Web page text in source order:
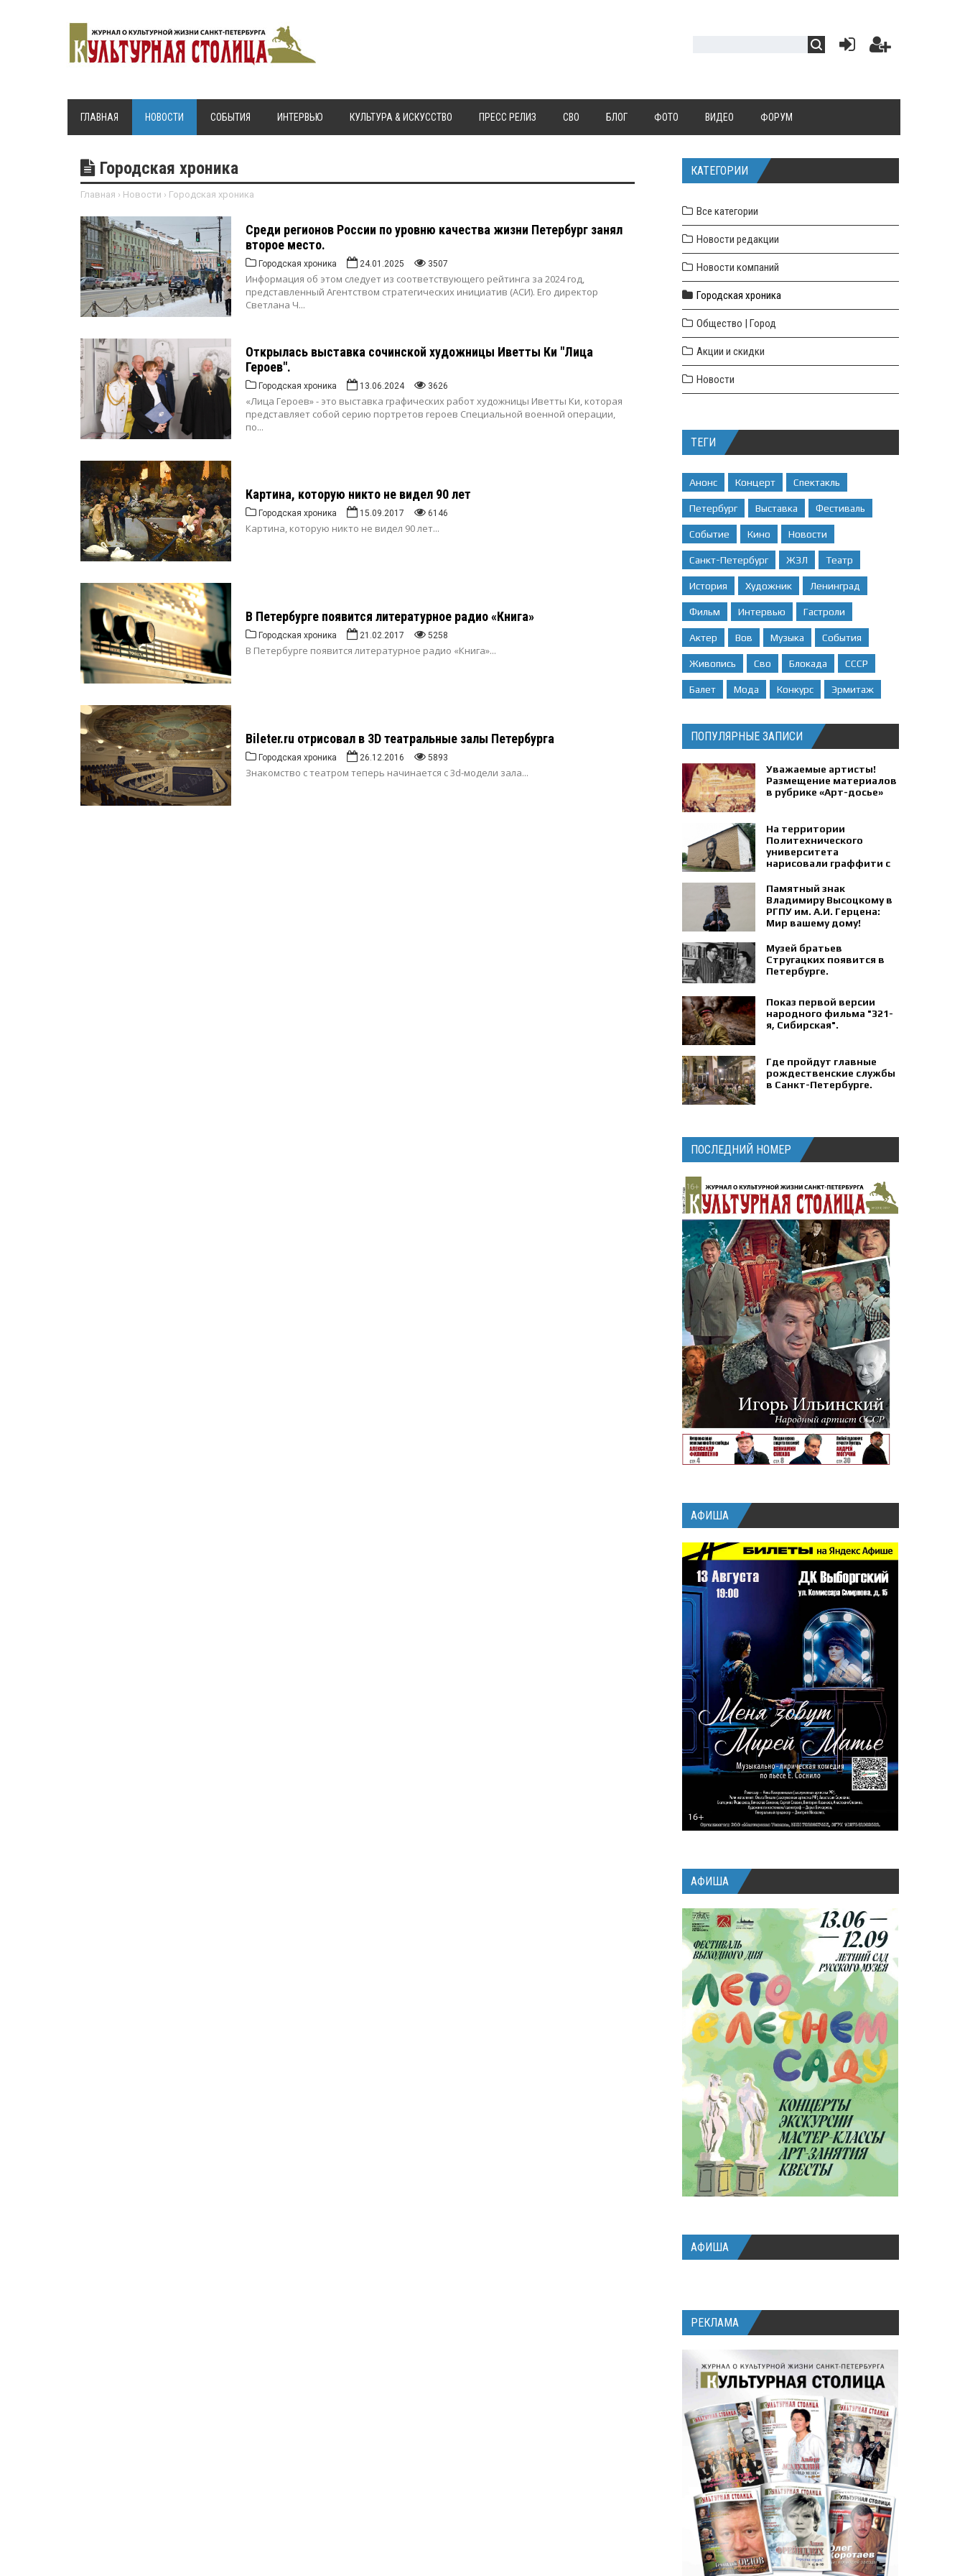
ГЛАВНАЯ НОВОСТИ СОБЫТИЯ ИНТЕРВЬЮ КУЛЬТУРА & ИСКУССТВО ПРЕСС РЕЛИЗ СВО БЛОГ ФОТО ВИДЕО ФОРУМ
Городская хроника
Главная › Новости › Городская хроника
Среди регионов России по уровню качества жизни Петербург занял
второе место.
Городская хроника 24.01.2025 3507
Информация об этом следует из соответствующего рейтинга за 2024 год,
представленный Агентством стратегических инициатив (АСИ). Его директор
Светлана Ч...
Открылась выставка сочинской художницы Иветты Ки "Лица
Героев".
Городская хроника 13.06.2024 3626
«Лица Героев» - это выставка графических работ художницы Иветты Ки, которая
представляет собой серию портретов героев Специальной военной операции,
по...
Картина, которую никто не видел 90 лет
Городская хроника 15.09.2017 6146
Картина, которую никто не видел 90 лет...
В Петербурге появится литературное радио «Книга»
Городская хроника 21.02.2017 5258
В Петербурге появится литературное радио «Книга»...
Bileter.ru отрисовал в 3D театральные залы Петербурга
Городская хроника 26.12.2016 5893
Знакомство с театром теперь начинается с 3d-модели зала...
КАТЕГОРИИ
Все категории
Новости редакции
Новости компаний
Городская хроника
Общество | Город
Акции и скидки
Новости
ТЕГИ
Анонс Концерт Спектакль
Петербург Выставка Фестиваль
Событие Кино Новости
Санкт-Петербург ЖЗЛ Театр
История Художник Ленинград
Фильм Интервью Гастроли
Актер Вов Музыка События
Живопись Сво Блокада СССР
Балет Мода Конкурс Эрмитаж
ПОПУЛЯРНЫЕ ЗАПИСИ
Уважаемые артисты!
Размещение материалов
в рубрике «Арт-досье»
На территории
Политехнического
университета
нарисовали граффити с
Петра Капицы.
Памятный знак
Владимиру Высоцкому в
РГПУ им. А.И. Герцена:
Мир вашему дому!
Музей братьев
Стругацких появится в
Петербурге‍.
Показ первой версии
народного фильма "321-
я, Сибирская".
Где пройдут главные
рождественские службы
в Санкт-Петербурге.
ПОСЛЕДНИЙ НОМЕР
АФИША
АФИША
АФИША
РЕКЛАМА